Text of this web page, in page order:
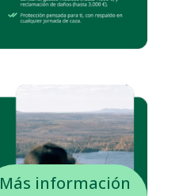
Más información